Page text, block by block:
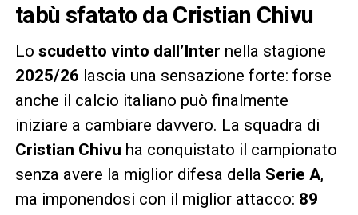
tabù sfatato da Cristian Chivu
Lo scudetto vinto dall’Inter nella stagione
2025/26 lascia una sensazione forte: forse
anche il calcio italiano può finalmente
iniziare a cambiare davvero. La squadra di
Cristian Chivu ha conquistato il campionato
senza avere la miglior difesa della Serie A,
ma imponendosi con il miglior attacco: 89